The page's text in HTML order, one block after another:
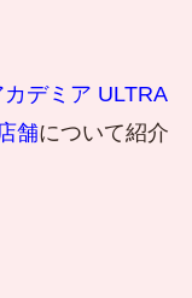
デミア ULTRA
舗について紹介